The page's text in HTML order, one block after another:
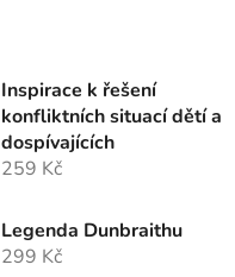
Inspirace k řešení
konfliktních situací dětí a
dospívajících
259 Kč
Legenda Dunbraithu
299 Kč